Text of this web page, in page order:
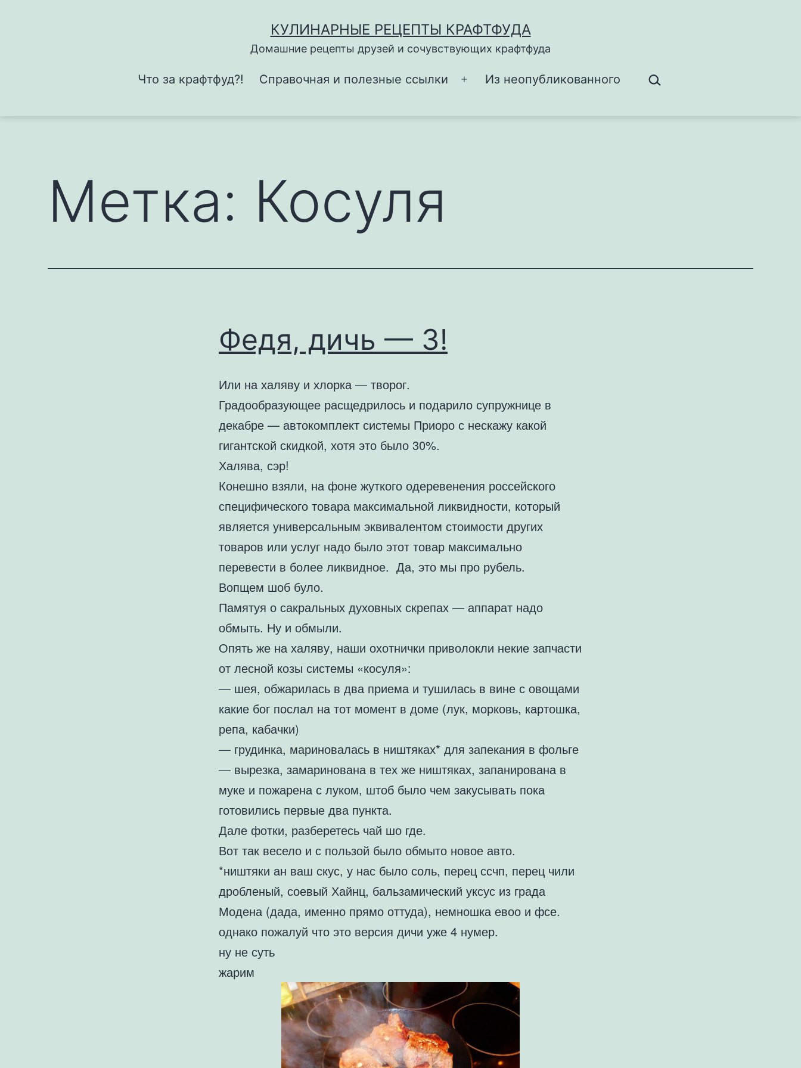
КУЛИНАРНЫЕ РЕЦЕПТЫ КРАФТФУДА
Домашние рецепты друзей и сочувствующих крафтфуда
Что за крафтфуд?! Справочная и полезные ссылки
Открыть
Из неопубликованного Поиск…
Метка: Косуля
Федя, дичь — 3!
Или на халяву и хлорка — творог.
Градообразующее расщедрилось и подарило супружнице в
декабре — автокомплект системы Приоро с нескажу какой
гигантской скидкой, хотя это было 30%.
Халява, сэр!
Конешно взяли, на фоне жуткого одеревенения россейского
специфического товара максимальной ликвидности, который
является универсальным эквивалентом стоимости других
товаров или услуг надо было этот товар максимально
перевести в более ликвидное. Да, это мы про рубель.
Вопщем шоб було.
Памятуя о сакральных духовных скрепах — аппарат надо
обмыть. Ну и обмыли.
Опять же на халяву, наши охотнички приволокли некие запчасти
от лесной козы системы «косуля»:
— шея, обжарилась в два приема и тушилась в вине с овощами
какие бог послал на тот момент в доме (лук, морковь, картошка,
репа, кабачки)
— грудинка, мариновалась в ништяках* для запекания в фольге
— вырезка, замаринована в тех же ништяках, запанирована в
муке и пожарена с луком, штоб было чем закусывать пока
готовились первые два пункта.
Дале фотки, разберетесь чай шо где.
Вот так весело и с пользой было обмыто новое авто.
*ништяки ан ваш скус, у нас было соль, перец ссчп, перец чили
дробленый, соевый Хайнц, бальзамический уксус из града
Модена (дада, именно прямо оттуда), немношка евоо и фсе.
однако пожалуй что это версия дичи уже 4 нумер.
ну не суть
жарим